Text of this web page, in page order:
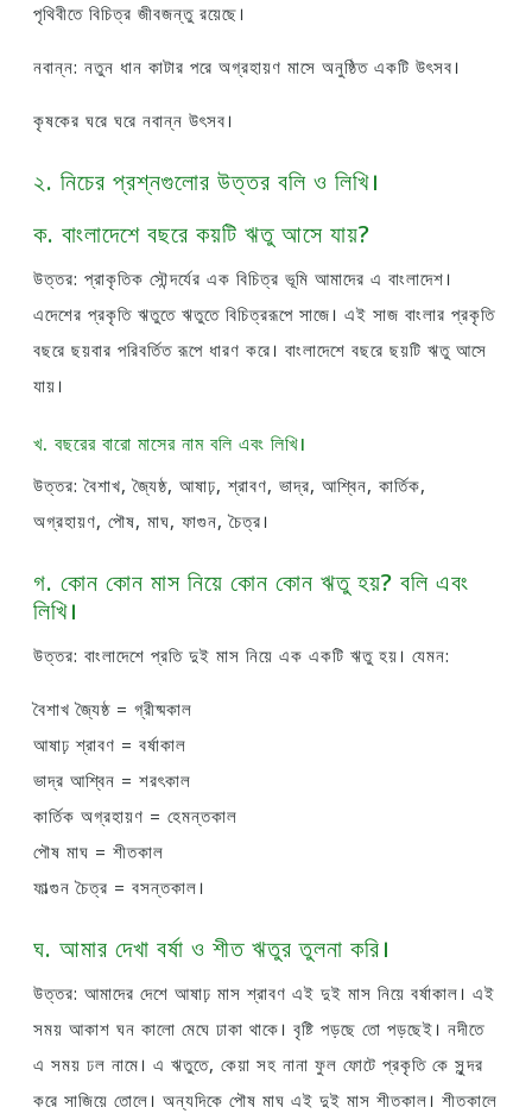
পৃথিবীতে বিচিত্র জীবজন্তু রয়েছে।
নবান্ন: নতুন ধান কাটার পরে অগ্রহায়ণ মাসে অনুষ্ঠিত একটি উৎসব।
কৃষকের ঘরে ঘরে নবান্ন উৎসব।
২. নিচের প্রশ্নগুলোর উত্তর বলি ও লিখি।
ক. বাংলাদেশে বছরে কয়টি ঋতু আসে যায়?
উত্তর: প্রাকৃতিক সৌন্দর্যের এক বিচিত্র ভূমি আমাদের এ বাংলাদেশ।
এদেশের প্রকৃতি ঋতুতে ঋতুতে বিচিত্ররূপে সাজে। এই সাজ বাংলার প্রকৃতি
বছরে ছয়বার পরিবর্তিত রূপে ধারণ করে। বাংলাদেশে বছরে ছয়টি ঋতু আসে
যায়।
খ. বছরের বারো মাসের নাম বলি এবং লিখি।
উত্তর: বৈশাখ, জ্যৈষ্ঠ, আষাঢ়, শ্রাবণ, ভাদ্র, আশ্বিন, কার্তিক,
অগ্রহায়ণ, পৌষ, মাঘ, ফাগুন, চৈত্র।
গ. কোন কোন মাস নিয়ে কোন কোন ঋতু হয়? বলি এবং
লিখি।
উত্তর: বাংলাদেশে প্রতি দুই মাস নিয়ে এক একটি ঋতু হয়। যেমন:
বৈশাখ জ্যৈষ্ঠ = গ্রীষ্মকাল
আষাঢ় শ্রাবণ = বর্ষাকাল
ভাদ্র আশ্বিন = শরৎকাল
কার্তিক অগ্রহায়ণ = হেমন্তকাল
পৌষ মাঘ = শীতকাল
ফাল্গুন চৈত্র = বসন্তকাল।
ঘ. আমার দেখা বর্ষা ও শীত ঋতুর তুলনা করি।
উত্তর: আমাদের দেশে আষাঢ় মাস শ্রাবণ এই দুই মাস নিয়ে বর্ষাকাল। এই
সময় আকাশ ঘন কালো মেঘে ঢাকা থাকে। বৃষ্টি পড়ছে তো পড়ছেই। নদীতে
এ সময় ঢল নামে। এ ঋতুতে, কেয়া সহ নানা ফুল ফোটে প্রকৃতি কে সুন্দর
করে সাজিয়ে তোলে। অন্যদিকে পৌষ মাঘ এই দুই মাস শীতকাল। শীতকালে